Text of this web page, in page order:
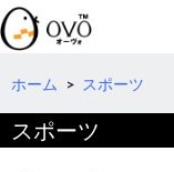
検
索
コ
テ
へ
ホーム > スポーツ
スポーツ